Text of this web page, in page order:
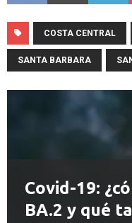
COSTA CENTRAL
SANTA BARBARA
Covid-19:
BA.2 y qué